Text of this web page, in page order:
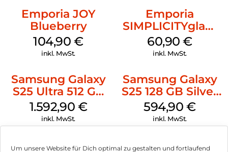
Um unsere Website für Dich optimal zu gestalten und fortlaufend
Emporia JOY
Blueberry
104,90€
inkl. MwSt.
Emporia
SIMPLICITYglam
Weiss
60,90€
inkl. MwSt.
Samsung Galaxy
S25 Ultra 512 GB
Titanium
Whitesilver
1.592,90 €
inkl. MwSt.
Samsung Galaxy
S25 128 GB Silver
Shadow
594,90€
inkl. MwSt.
Samsung Galaxy
Samsung Galaxy